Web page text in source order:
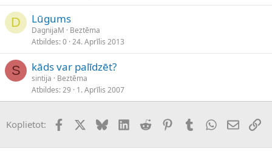
D Lūgums
DagnijaM
Beztēma
Atbildes 0 24. Aprīlis 2013
S kāds var palīdzēt?
sintija
Beztēma
Atbildes 29 1. Aprīlis 2007
Koplietot: FacebookX (Twitter)
BlueskyLinkedInReddit PinterestTumblrWhatsApp
E-pasts